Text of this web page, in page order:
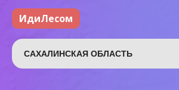
ИдиЛесом
САХАЛИНСКАЯ ОБЛАСТЬ